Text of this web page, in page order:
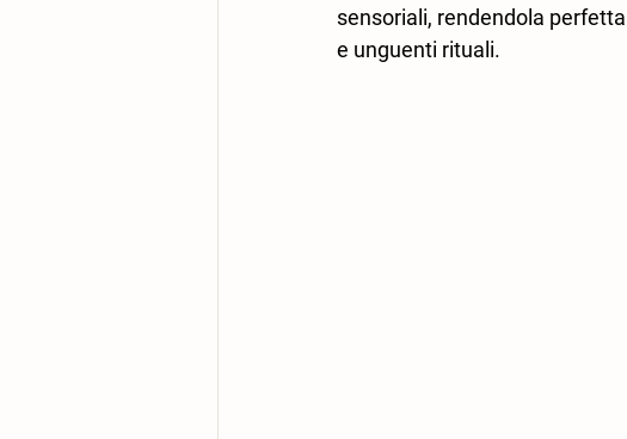
sensoriali, rendendola
e unguenti rituali.